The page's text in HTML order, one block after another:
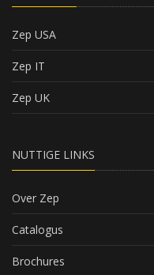
Zep USA
Zep IT
Zep UK
NUTTIGE LINKS
Over Zep
Catalogus
Brochures